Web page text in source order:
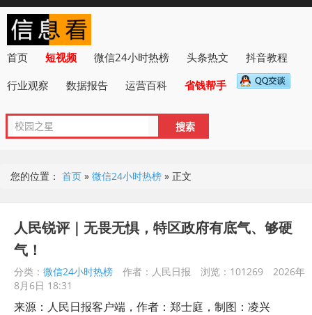
首页 短视频 微信24小时热榜 头条热文
抖音教程
行业观察
数据报告 运营百科 省钱帮手
您的位置： 首页 » 微信24小时热榜 » 正文
人民锐评｜无畏无惧，特区政府有底气、够硬
气！
分类： 微信24小时热榜 作者：人民日报 浏览：101269
2026年
8月6日 18:31
来源：人民日报客户端，作者：郑士庭，制图：凌兴